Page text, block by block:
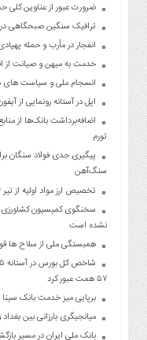
ضرورت عبور از عناوین
ترافیک سنگین صبحگاهی در
انفجار در مأرب و حمله
خدمت به میهن و صیانت از
انسجام ملی و سیاست های
اپل در آستانه رونمایی از آیفون
اضافه‌برداشت بانک‌ها از
تورم
پیگیری جدی فولاد سنگان
سنگ‌آهن
تخصیص ارز مواد اولیه از تیر ۱۴۰۴ بلاتکلیف مانده است
نشده است
همبستگی ملی از سلاح ها
۵۷ همت عبور کرد
برپایی میز خدمت بانک سینا
میانجیگری بارزانی بین
بانک ملی ایران در مسیر